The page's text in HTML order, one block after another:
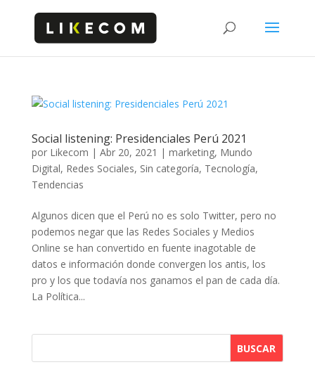
Social listening: Presidenciales Perú 2021
por Likecom | Abr 20, 2021 | marketing, Mundo
Digital, Redes Sociales, Sin categoría, Tecnología,
Tendencias
Algunos dicen que el Perú no es solo Twitter, pero no
podemos negar que las Redes Sociales y Medios
Online se han convertido en fuente inagotable de
datos e información donde convergen los antis, los
pro y los que todavía nos ganamos el pan de cada día.
La Política...
BUSCAR